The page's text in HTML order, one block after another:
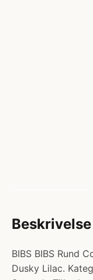
Beskrivelse
BIBS BIBS Rund
Dusky Lilac.